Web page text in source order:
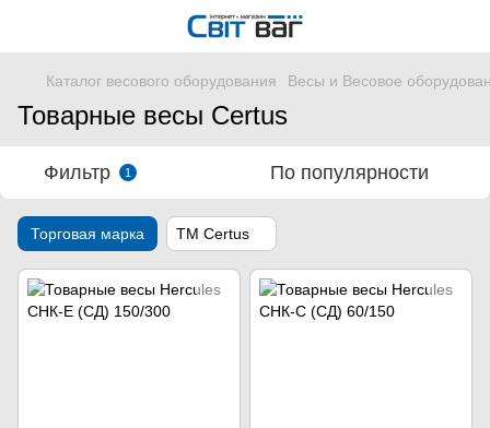
Каталог весового оборудования Весы и Весовое
Товарные весы Сertus
Фильтр 1 По популярности
Торговая марка ТМ Certus